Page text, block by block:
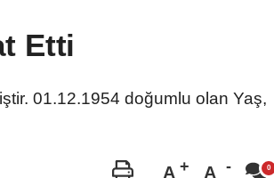
Etti
01.12.1954 doğumlu olan Yaş,
A A